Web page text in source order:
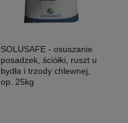
SOLUSAFE - osuszanie
posadzek, ściółki, ruszt u
bydła i trzody chlewnej,
op. 25kg